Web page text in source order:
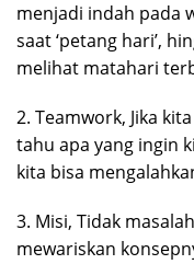
menjadi indah pada
saat ‘petang hari’,
melihat matahari
2. Teamwork, Jika
tahu apa yang ingin
kita bisa
3. Misi, Tidak
mewariskan